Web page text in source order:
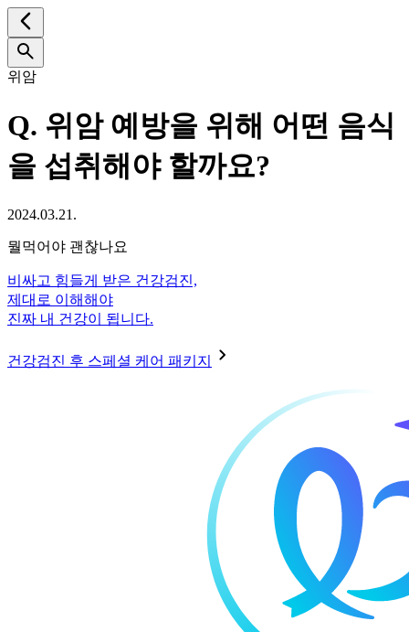
위암
Q. 위암 예방을 위해 어떤 음식
을 섭취해야 할까요?
2024.03.21.
뭘먹어야 괜찮나요
비싸고 힘들게 받은 건강검진,
제대로 이해해야
진짜 내 건강이 됩니다.
건강검진 후 스페셜 케어 패키지